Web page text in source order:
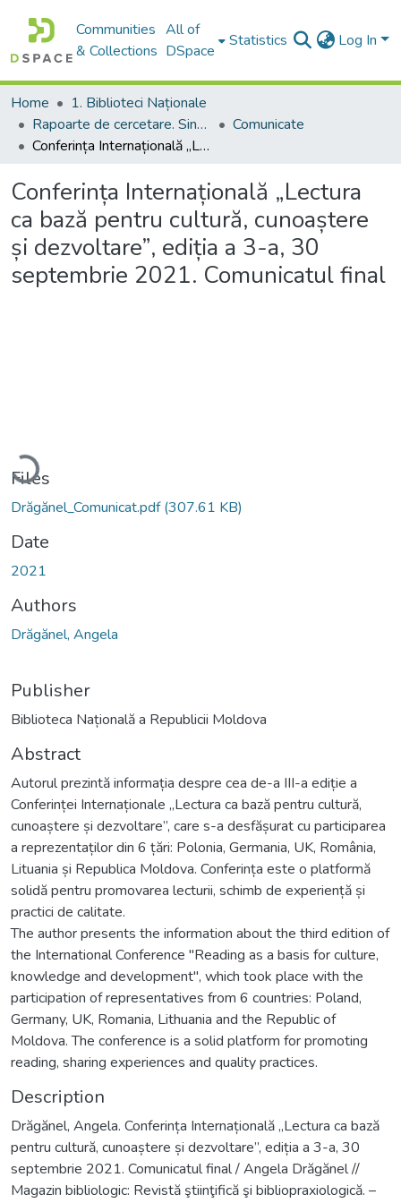
Communities
& Collections
All of
DSpace
Statistics Log In
Home
1. Biblioteci Naționale
Rapoarte de cercetare. Sinteze ale proiectelor. Comunicate
Comunicate
Conferința Internațională „Lectura ca bază pentru cultură, cunoaștere și dezvoltare”, ediția a 3-a, 30 septembrie 2021. Comunicatul final
Conferința Internațională „Lectura
ca bază pentru cultură, cunoaștere
și dezvoltare”, ediția a 3-a, 30
septembrie 2021. Comunicatul final
Loading...
Files
Drăgănel_Comunicat.pdf(307.61 KB)
Date
2021
Authors
Drăgănel, Angela
Publisher
Biblioteca Națională a Republicii Moldova
Abstract
Autorul prezintă informația despre cea de-a III-a ediție a
Conferinței Internaționale „Lectura ca bază pentru cultură,
cunoaștere și dezvoltare”, care s-a desfășurat cu participarea
a reprezentaților din 6 țări: Polonia, Germania, UK, România,
Lituania și Republica Moldova. Conferința este o platformă
solidă pentru promovarea lecturii, schimb de experiență și
practici de calitate.
The author presents the information about the third edition of
the International Conference "Reading as a basis for culture,
knowledge and development", which took place with the
participation of representatives from 6 countries: Poland,
Germany, UK, Romania, Lithuania and the Republic of
Moldova. The conference is a solid platform for promoting
reading, sharing experiences and quality practices.
Description
Drăgănel, Angela. Conferința Internațională „Lectura ca bază
pentru cultură, cunoaștere și dezvoltare”, ediția a 3-a, 30
septembrie 2021. Comunicatul final / Angela Drăgănel //
Magazin bibliologic: Revistă ştiinţifică şi bibliopraxiologică. –